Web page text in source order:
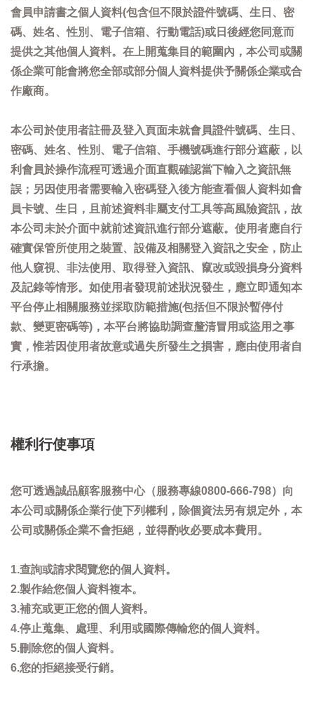
會員申請書之個人資料(包含但不限於證件號碼、生日、密
碼、姓名、性別、電子信箱、行動電話)或日後經您同意而
提供之其他個人資料。在上開蒐集目的範圍內，本公司或關
係企業可能會將您全部或部分個人資料提供予關係企業或合
作廠商。
本公司於使用者註冊及登入頁面未就會員證件號碼、生日、
密碼、姓名、性別、電子信箱、手機號碼進行部分遮蔽，以
利會員於操作流程可透過介面直觀確認當下輸入之資訊無
誤；另因使用者需要輸入密碼登入後方能查看個人資料如會
員卡號、生日，且前述資料非屬支付工具等高風險資訊，故
本公司未於介面中就前述資訊進行部分遮蔽。使用者應自行
確實保管所使用之裝置、設備及相關登入資訊之安全，防止
他人窺視、非法使用、取得登入資訊、竄改或毀損身分資料
及記錄等情形。如使用者發現前述狀況發生，應立即通知本
平台停止相關服務並採取防範措施(包括但不限於暫停付
款、變更密碼等)，本平台將協助調查釐清冒用或盜用之事
實，惟若因使用者故意或過失所發生之損害，應由使用者自
行承擔。
權利行使事項
您可透過誠品顧客服務中心（服務專線0800-666-798）向
本公司或關係企業行使下列權利，除個資法另有規定外，本
公司或關係企業不會拒絕，並得酌收必要成本費用。
1.查詢或請求閱覽您的個人資料。
2.製作給您個人資料複本。
3.補充或更正您的個人資料。
4.停止蒐集、處理、利用或國際傳輸您的個人資料。
5.刪除您的個人資料。
6.您的拒絕接受行銷。